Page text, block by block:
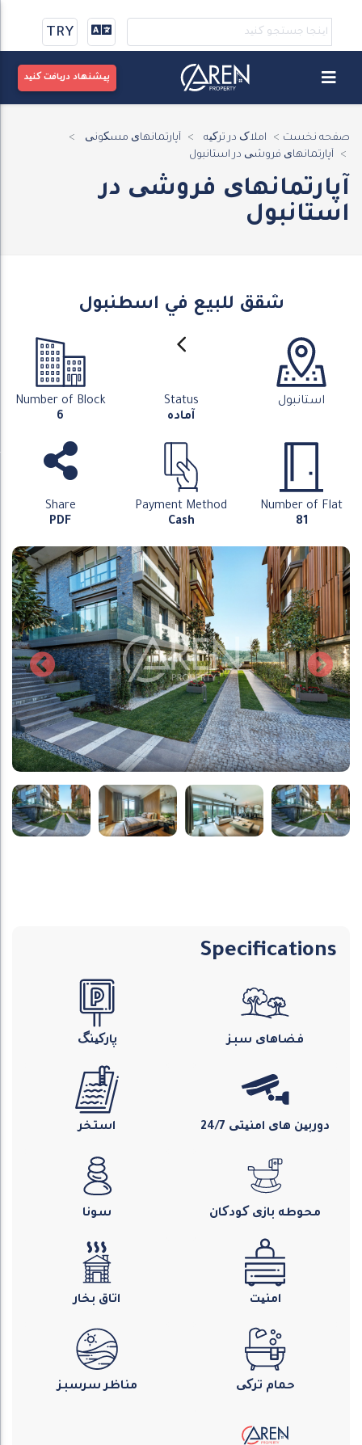
TRY
پیشنهاد دریافت کنید
صفحه نخست املاک در ترکیه
آپارتمانهای مسکونی
آپارتمانهای فروشی در استانبول
آپارتمانهای فروشی در
استانبول
شقق للبيع في اسطنبول
استانبول
Status
آماده
Number of Block
6
Number of Flat
81
Payment Method
Cash
Share
PDF
Specifications
فضاهای سبز پارکینگ
دوربین های امنیتی 24/7 استخر
محوطه بازی کودکان سونا
امنیت اتاق بخار
حمام ترکی مناظر سرسبز